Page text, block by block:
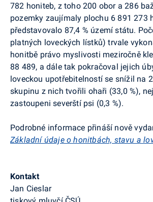
782 honiteb, z toho 200 obor a 286
pozemky zaujímaly plochu 6 891 273
představovalo 87,4 % území státu.
platných loveckých lístků) trvale
honitbě právo myslivosti meziročně
88 489, a dále tak pokračoval jejich
loveckou upotřebitelností se snížil na
skupinu z nich tvořili ohaři (33,0 %),
zastoupeni severští psi (0,3 %).
Podrobné informace přináší nově
Základní údaje o honitbách, stavu a
Kontakt
Jan Cieslar